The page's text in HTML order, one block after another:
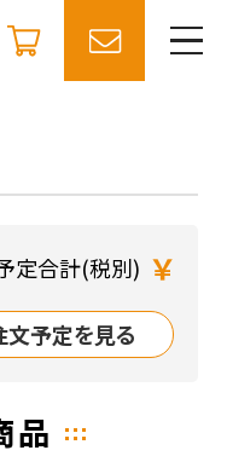
定合計(税別) ￥
文予定を見る
品